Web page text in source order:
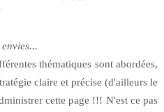
thématiques sont abordées,
claire et précise (d'ailleurs le
cette page !!! N'est ce pas